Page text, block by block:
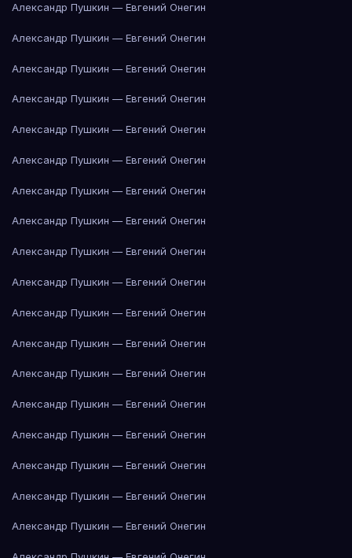
Александр Пушкин — Евгений Онегин
Александр Пушкин — Евгений Онегин
Александр Пушкин — Евгений Онегин
Александр Пушкин — Евгений Онегин
Александр Пушкин — Евгений Онегин
Александр Пушкин — Евгений Онегин
Александр Пушкин — Евгений Онегин
Александр Пушкин — Евгений Онегин
Александр Пушкин — Евгений Онегин
Александр Пушкин — Евгений Онегин
Александр Пушкин — Евгений Онегин
Александр Пушкин — Евгений Онегин
Александр Пушкин — Евгений Онегин
Александр Пушкин — Евгений Онегин
Александр Пушкин — Евгений Онегин
Александр Пушкин — Евгений Онегин
Александр Пушкин — Евгений Онегин
Александр Пушкин — Евгений Онегин